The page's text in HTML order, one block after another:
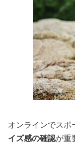
オンラインでスポ
イズ感の確認が重